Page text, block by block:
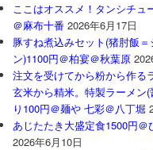
ここはオススメ！タンシチュ
＠麻布十番 2026年6月17日
豚すね煮込みセット(猪肘飯
ン)1100円＠柏宴＠秋葉原
注文を受けてから粉から作る
玄米から精米。特製ラーメン
り100円＠麺や 七彩＠八丁堀
あじたたき大盛定食1500円＠
2026年6月10日